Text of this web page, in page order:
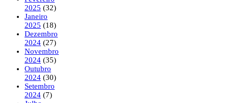
2025 (32)
Janeiro
2025 (18)
Dezembro
2024 (27)
Novembro
2024 (35)
Outubro
2024 (30)
Setembro
2024 (7)